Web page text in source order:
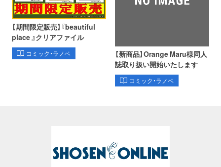
【期間限定販売】『beautiful
place 』クリアファイル
コミック・ラノベ
【新商品】Orange Maru様同人
誌取り扱い開始いたします
コミック・ラノベ